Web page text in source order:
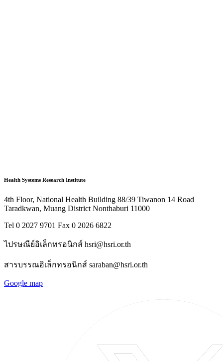
Health Systems Research Institute
4th Floor, National Health Building 88/39 Tiwanon 14 Road
Taradkwan, Muang District Nonthaburi 11000
Tel 0 2027 9701 Fax 0 2026 6822
ไปรษณีย์อิเล็กทรอนิกส์ hsri@hsri.or.th
สารบรรณอิเล็กทรอนิกส์ saraban@hsri.or.th
Google map